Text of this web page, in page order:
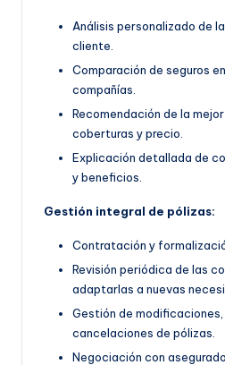
Análisis personalizado de
cliente.
Comparación de seguros
compañías.
Recomendación de la
coberturas y precio.
Explicación detallada de
y beneficios.
Gestión integral de pólizas:
Contratación y
Revisión periódica de las
adaptarlas a nuevas
Gestión de
cancelaciones de pólizas.
Negociación con